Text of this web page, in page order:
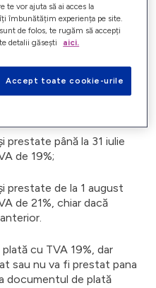
2025, conform noilor
de TVA va crește de
tuturor serviciilor
, indiferent de momentul
plată. Astfel:
până la 31 iulie
de 19%;
prestate de la 1 august
de 21%, chiar dacă
cu TVA 19%, dar
sau nu va fi prestat pana
documentul de plată
te vor ajuta să ai acces la
îmbunătățim experiența pe site.
de folos, te rugăm să accepți
detalii găsești
aici.
Accept toate cookie-urile